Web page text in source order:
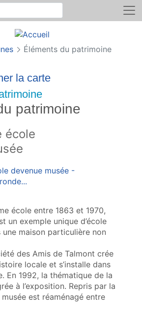
le site
Éléments du patrimoine
patrimoine
école
école entre 1863 et 1970,
un exemple unique d’école
une maison particulière non
des Amis de Talmont crée
locale et s’installe dans
En 1992, la thématique de la
à l’exposition. Repris par la
est réaménagé entre